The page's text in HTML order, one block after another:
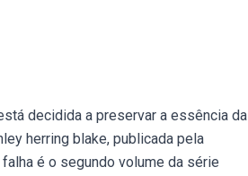
decidida a preservar a essência da
herring blake, publicada pela
é o segundo volume da série